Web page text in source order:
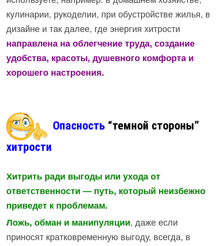
кулинарии, рукоделии, при обустройстве жилья, в
дизайне и так далее, где энергия хитрости
направлена на облегчение труда, создание
удобства, красоты, душевного комфорта и
хорошего настроения.
Опасность “темной стороны”
хитрости
Хитрить ради выгоды или ухода от
ответственности — путь, который неизбежно
приведет к проблемам.
Ложь, обман и манипуляции, даже если
приносят кратковременную выгоду, всегда, в